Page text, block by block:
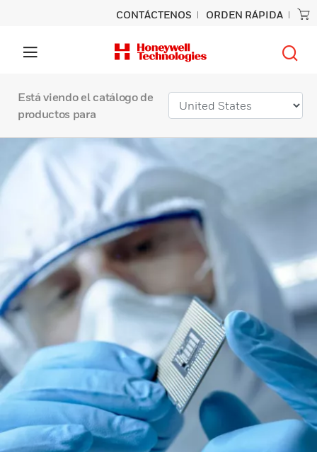
CONTÁCTENOS ORDEN RÁPIDA
Está viendo el catálogo de
productos para